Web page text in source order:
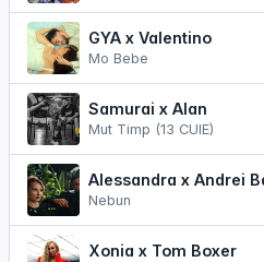
GYA x Valentino
Mo Bebe
Samurai x Alan
Mut Timp (13 CUIE)
Alessandra x Andrei
Nebun
Xonia x Tom Boxer